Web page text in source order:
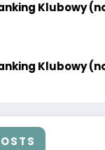
Klubowy
Klubowy